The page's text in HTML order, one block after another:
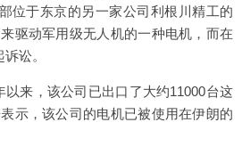
位于东京的另一家公司利根川精工的
驱动军用级无人机的一种电机，而在
讼。
以来，该公司已出口了大约11000台这
示，该公司的电机已被使用在伊朗的